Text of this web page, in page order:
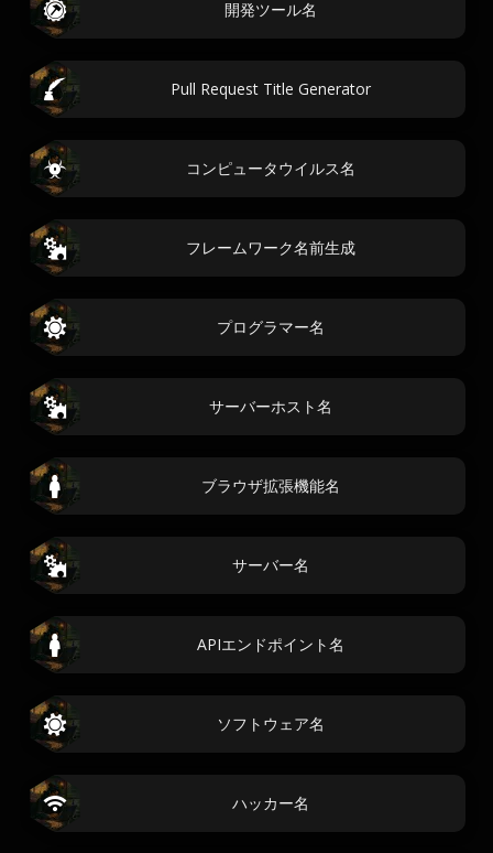
開発ツール名
Pull Request Title Generator
コンピュータウイルス名
フレームワーク名前生成
プログラマー名
サーバーホスト名
ブラウザ拡張機能名
サーバー名
APIエンドポイント名
ソフトウェア名
ハッカー名